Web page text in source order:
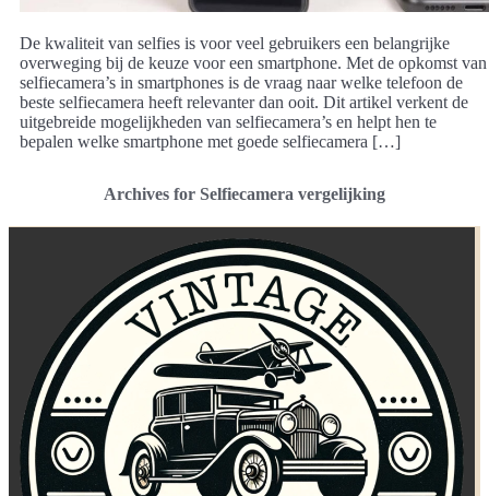
De kwaliteit van selfies is voor veel gebruikers een belangrijke
overweging bij de keuze voor een smartphone. Met de opkomst van
selfiecamera’s in smartphones is de vraag naar welke telefoon de
beste selfiecamera heeft relevanter dan ooit. Dit artikel verkent de
uitgebreide mogelijkheden van selfiecamera’s en helpt hen te
bepalen welke smartphone met goede selfiecamera […]
Archives for Selfiecamera vergelijking